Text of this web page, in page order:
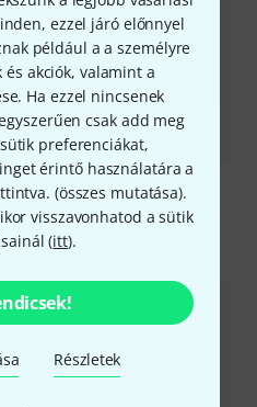
ezzel járó előnnyel
például a a személyre
akciók, valamint a
Ha ezzel nincsenek
csak add meg
preferenciákat,
érintő használatára a
(összes mutatása).
visszavonhatod a sütik
(itt).
Részletek
el minket